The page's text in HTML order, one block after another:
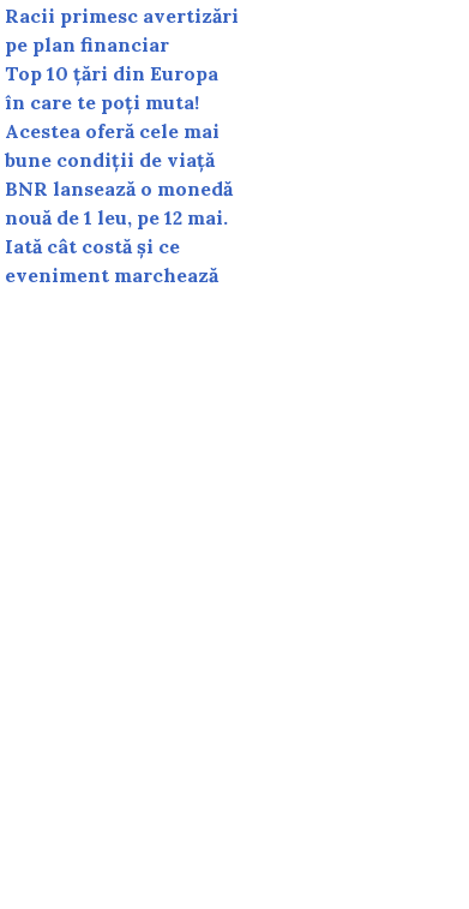
Racii primesc avertizări
pe plan financiar
Top 10 țări din Europa
în care te poți muta!
Acestea oferă cele mai
bune condiții de viață
BNR lansează o monedă
nouă de 1 leu, pe 12 mai.
Iată cât costă și ce
eveniment marchează